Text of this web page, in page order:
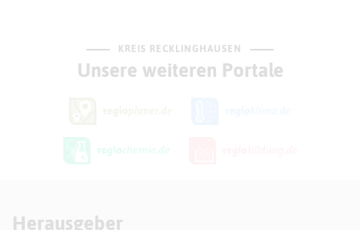
KREIS RECKLINGHAUSEN
Unsere weiteren Portale
Herausgeber